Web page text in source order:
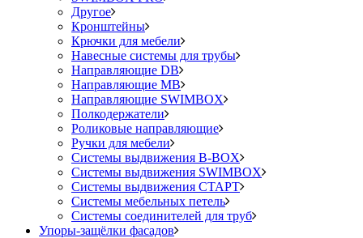
Другое
Кронштейны
Крючки для мебели
Навесные системы для трубы
Направляющие DB
Направляющие MB
Направляющие SWIMBOX
Полкодержатели
Роликовые направляющие
Ручки для мебели
Системы выдвижения B-BOX
Системы выдвижения SWIMBOX
Системы выдвижения СТАРТ
Системы мебельных петель
Системы соединителей для труб
Упоры-защёлки фасадов